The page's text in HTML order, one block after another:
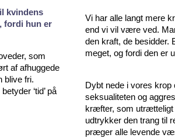
kvindens
fordi hun er
som
af afhuggede
blive fri.
‘tid’ på
Vi har alle langt mere
end vi vil være ved.
den kraft, de besidder.
meget, og fordi den er
Dybt nede i vores krop
seksualiteten og
kræfter, som utrætteligt
udtrykker den trang til
præger alle levende